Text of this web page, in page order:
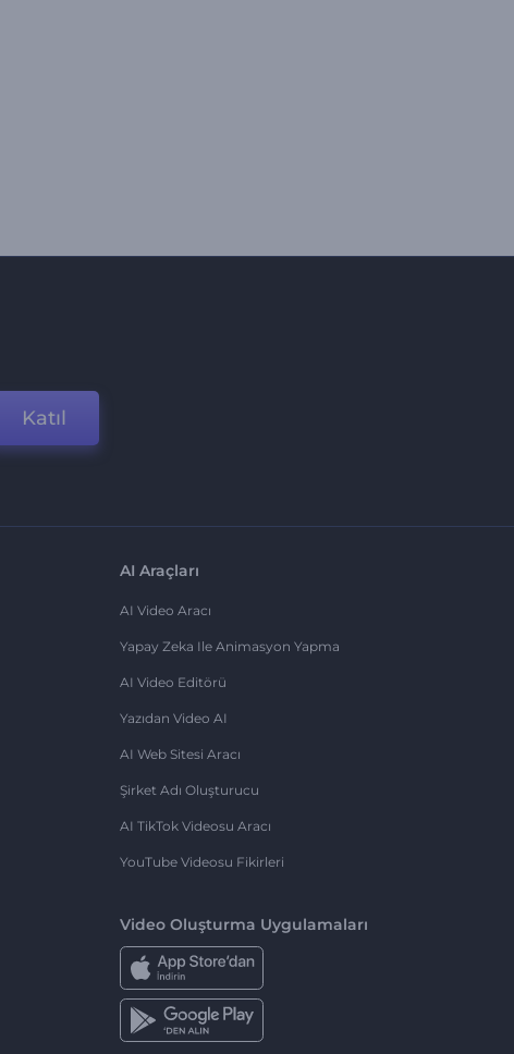
Katıl
AI Araçları
AI Video Aracı
Yapay Zeka Ile Animasyon Yapma
AI Video Editörü
Yazıdan Video AI
AI Web Sitesi Aracı
Şirket Adı Oluşturucu
AI TikTok Videosu Aracı
YouTube Videosu Fikirleri
Video Oluşturma Uygulamaları